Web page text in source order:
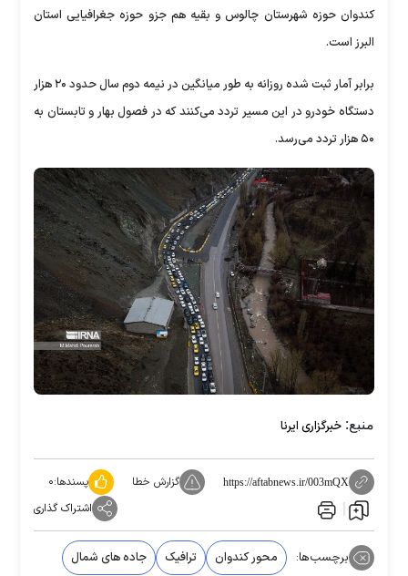
کندوان حوزه شهرستان چالوس و بقیه هم جزو حوزه جغرافیایی استان
البرز است.
برابر آمار ثبت شده روزانه به طور میانگین در نیمه دوم سال حدود ۲۰ هزار
دستگاه خودرو در این مسیر تردد می‌کنند که در فصول بهار و تابستان به
۵۰ هزار تردد می‌رسد.
منبع: خبرگزاری ایرنا
https://aftabnews.ir/003mQX گزارش خطا پسندها:۰
اشتراک گذاری
برچسب‌ها: محور کندوان ترافیک جاده های شمال